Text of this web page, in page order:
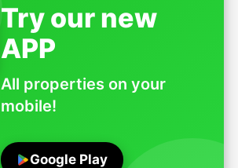
Try our new
APP
All properties on your
mobile!
Google Play